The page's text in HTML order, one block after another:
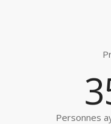
Personnes